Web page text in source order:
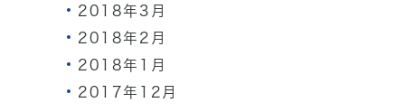
2018年3月
2018年2月
2018年1月
2017年12月